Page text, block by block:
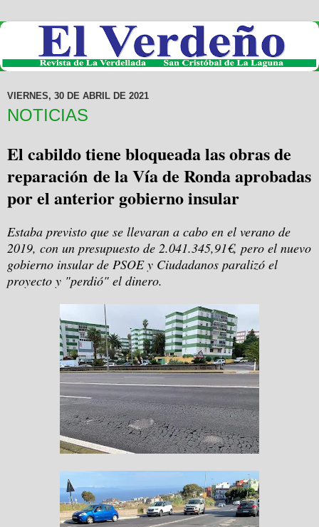
VIERNES, 30 DE ABRIL DE 2021
NOTICIAS
El cabildo tiene bloqueada las obras de
reparación de la Vía de Ronda aprobadas
por el anterior gobierno insular
Estaba previsto que se llevaran a cabo en el verano de
2019, con un presupuesto de 2.041.345,91€, pero el nuevo
gobierno insular de PSOE y Ciudadanos paralizó el
proyecto y "perdió" el dinero.